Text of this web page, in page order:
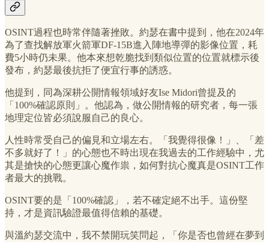
OSINT過程也時常伴隨著挫敗。約瑟在書中提到，他在2024年
為了查找解放軍火箭軍DF-15B進入陣地導彈的影像位置，耗
費5小時仍未果。他本來想乾脆找到類似位置的位置就標示後
發布，約瑟最後抗拒了便宜行事的誘惑。
他提到，同為深耕公開情報領域好友Ise Midori曾提及的
「100%確認原則」。他認為，做公開情報的研究者，每一張
地理定位皆必須說服自己的良心。
人性時常受自己的偏見和立場左右。「我覺得很像！」、「差
不多就好了！」的心態也不時出現在我過去的工作經驗中，尤
其是搶快的心態更讓心魔作祟，如何對抗心魔真是OSINT工作
者最大的挑戰。
OSINT要的是「100%確認」，若不確定絕不出手。這份堅
持，才是資訊驗證最值得信賴的基礎。
與溫約瑟交流中，我不禁開玩笑問起，「你是否也曾經在夢到